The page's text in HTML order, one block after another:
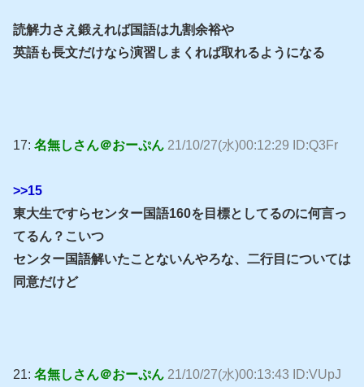
読解力さえ鍛えれば国語は九割余裕や
英語も長文だけなら演習しまくれば取れるようになる
17: 名無しさん＠おーぷん 21/10/27(水)00:12:29 ID:Q3Fr
>>15
東大生ですらセンター国語160を目標としてるのに何言っ
てるん？こいつ
センター国語解いたことないんやろな、二行目については
同意だけど
21: 名無しさん＠おーぷん 21/10/27(水)00:13:43 ID:VUpJ